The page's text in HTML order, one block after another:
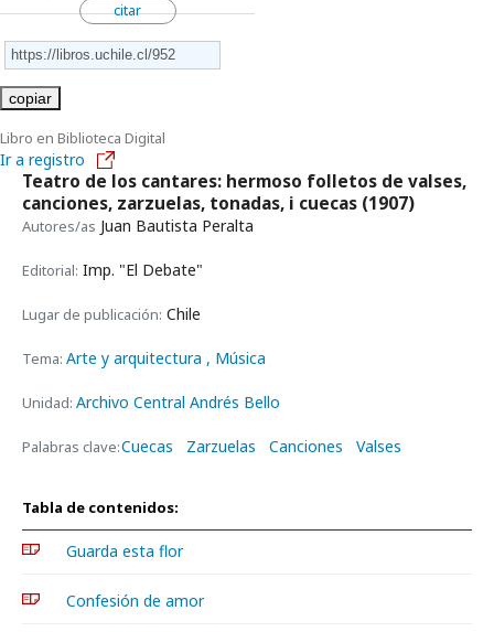
citar
copiar
Libro en Biblioteca Digital
Ir a registro
Teatro de los cantares: hermoso folletos de valses,
canciones, zarzuelas, tonadas, i cuecas (1907)
Autores/as Juan Bautista Peralta
Editorial: Imp. "El Debate"
Lugar de publicación: Chile
Tema: Arte y arquitectura , Música
Unidad: Archivo Central Andrés Bello
Palabras clave:Cuecas Zarzuelas Canciones Valses
Tabla de contenidos:
Guarda esta flor
Confesión de amor